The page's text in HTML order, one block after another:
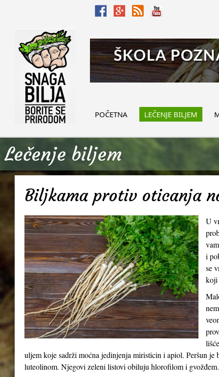
POČETNA LEČENJE BILJEM
Lečenje biljem
Biljkama protiv oticanja
U
i
se
koji
uljem koje sadrži moćna jedinjenja miristicin i apiol. Peršun
luteolinom. Njegovi zeleni listovi obiluju hlorofilom i gvožđem.